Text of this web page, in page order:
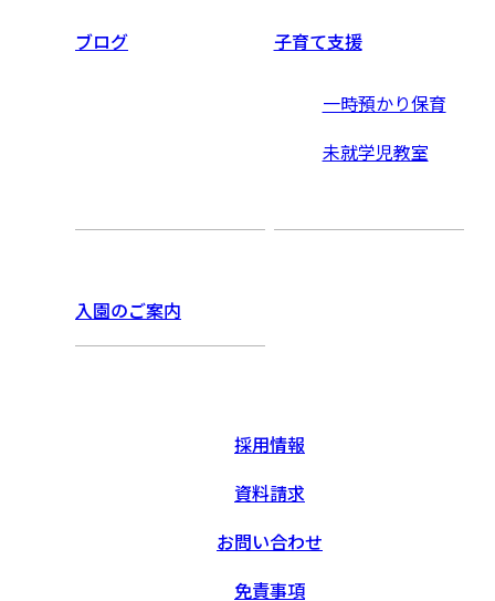
ブログ 子育て支援
一時預かり保育
未就学児教室
入園のご案内
採用情報
資料請求
お問い合わせ
免責事項